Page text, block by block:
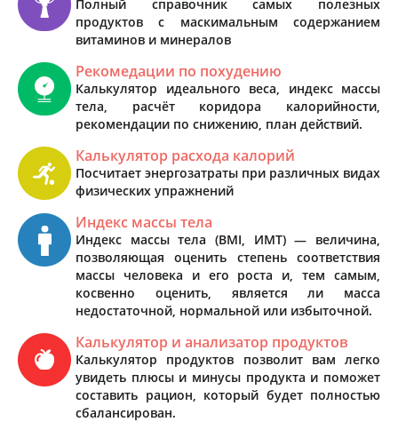
Полный справочник самых полезных
продуктов с маскимальным содержанием
витаминов и минералов
Рекомедации по похудению
Калькулятор идеального веса, индекс массы
тела, расчёт коридора калорийности,
рекомендации по снижению, план действий.
Калькулятор расхода калорий
Посчитает энергозатраты при различных видах
физических упражнений
Индекс массы тела
Индекс массы тела (BMI, ИМТ) — величина,
позволяющая оценить степень соответствия
массы человека и его роста и, тем самым,
косвенно оценить, является ли масса
недостаточной, нормальной или избыточной.
Калькулятор и анализатор продуктов
Калькулятор продуктов позволит вам легко
увидеть плюсы и минусы продукта и поможет
составить рацион, который будет полностью
сбалансирован.